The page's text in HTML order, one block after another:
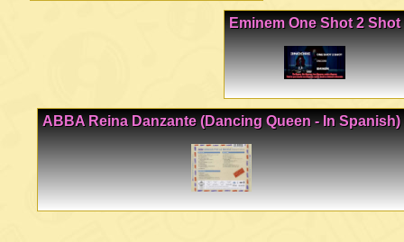
Eminem One Shot 2 Shot
ABBA Reina Danzante (Dancing Queen - In Spanish)